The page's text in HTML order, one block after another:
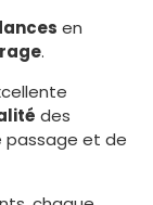
en
.
des
passage et de